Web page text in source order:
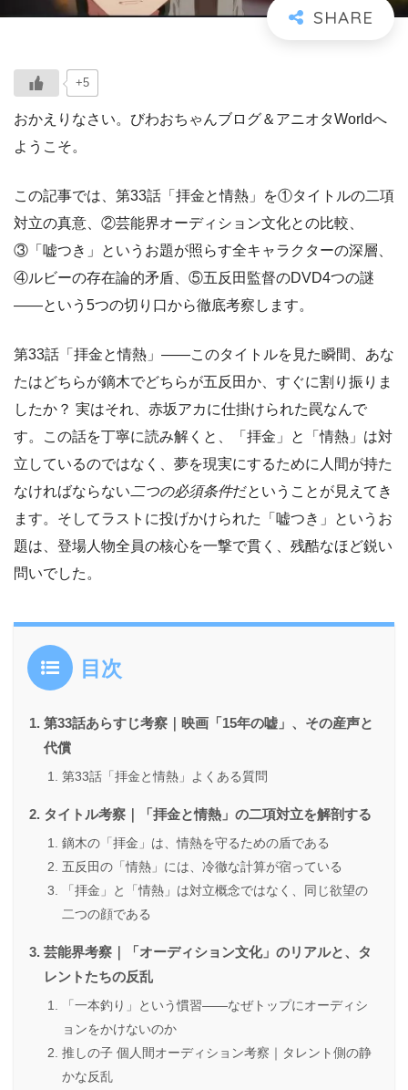
+5
おかえりなさい。びわおちゃんブログ＆アニオタWorldへ
ようこそ。
この記事では、第33話「拝金と情熱」を①タイトルの二項
対立の真意、②芸能界オーディション文化との比較、
③「嘘つき」というお題が照らす全キャラクターの深層、
④ルビーの存在論的矛盾、⑤五反田監督のDVD4つの謎
——という5つの切り口から徹底考察します。
第33話「拝金と情熱」——このタイトルを見た瞬間、あな
たはどちらが鏑木でどちらが五反田か、すぐに割り振りま
したか？ 実はそれ、赤坂アカに仕掛けられた罠なんで
す。この話を丁寧に読み解くと、「拝金」と「情熱」は対
立しているのではなく、夢を現実にするために人間が持た
なければならない 二つの必須条件だということが見えてき
ます。そしてラストに投げかけられた「嘘つき」というお
題は、登場人物全員の核心を一撃で貫く、残酷なほど鋭い
問いでした。
目次
第33話あらすじ考察｜映画「15年の嘘」、その産声と
代償
第33話「拝金と情熱」よくある質問
タイトル考察｜「拝金と情熱」の二項対立を解剖する
鏑木の「拝金」は、情熱を守るための盾である
五反田の「情熱」には、冷徹な計算が宿っている
「拝金」と「情熱」は対立概念ではなく、同じ欲望の
二つの顔である
芸能界考察｜「オーディション文化」のリアルと、タ
レントたちの反乱
「一本釣り」という慣習——なぜトップにオーディシ
ョンをかけないのか
推しの子 個人間オーディション考察｜タレント側の静
かな反乱